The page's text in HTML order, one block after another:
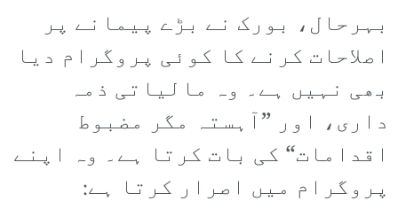
بہرحال، بورک نے بڑے پیمانے پر
اصلاحات کرنے کا کوئی پروگرام دیا
بھی نہیں ہے۔ وہ مالیاتی ذمہ
داری، اور ”آہستہ مگر مضبوط
اقدامات“ کی بات کرتا ہے۔ وہ اپنے
پروگرام میں اصرار کرتا ہے: